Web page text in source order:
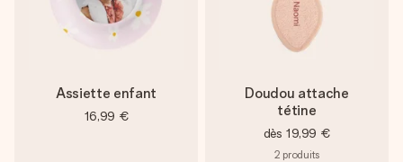
Assiette enfant
16,99 €
Doudou attache
tétine
dès 19,99 €
2 produits